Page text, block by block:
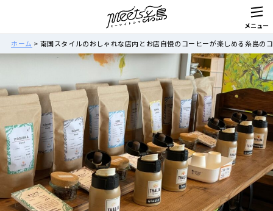
ホーム > 南国スタイルのおしゃれな店内とお店自慢のコーヒーが楽しめる糸島の